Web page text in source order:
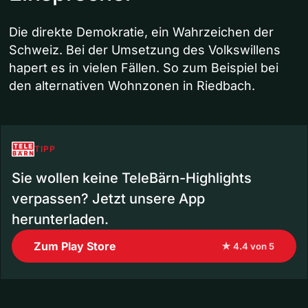
Die direkte Demokratie, ein Wahrzeichen der
Schweiz. Bei der Umsetzung des Volkswillens
hapert es in vielen Fällen. So zum Beispiel bei
den alternativen Wohnzonen in Riedbach.
TIPP
Sie wollen keine TeleBärn-Highlights
verpassen? Jetzt unsere App
herunterladen.
Zum Play Store ★ 4.4 von 5